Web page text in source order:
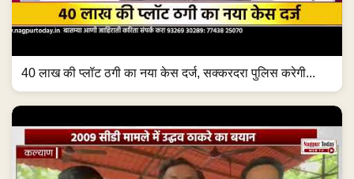
40 लाख की प्लॉट ठगी का नया केस दर्ज, सक्करदरा पुलिस करेगी...